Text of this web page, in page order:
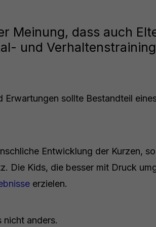
Meinung, dass auch
und Verhaltenstraining
sollte Bestandteil
Entwicklung der Kurzen,
Die Kids, die besser mit Druck
erzielen.
nicht anders.